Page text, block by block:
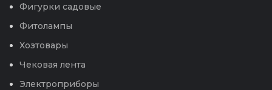
Фигурки садовые
Фитолампы
Хозтовары
Чековая лента
Электроприборы